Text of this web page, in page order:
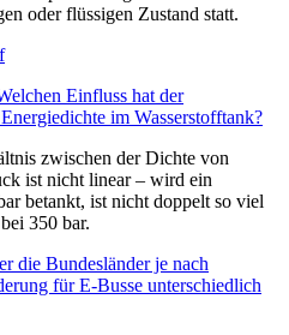
oder flüssigen Zustand statt.
Einfluss hat der
im Wasserstofftank?
zwischen der Dichte von
ist nicht linear – wird ein
betankt, ist nicht doppelt so viel
350 bar.